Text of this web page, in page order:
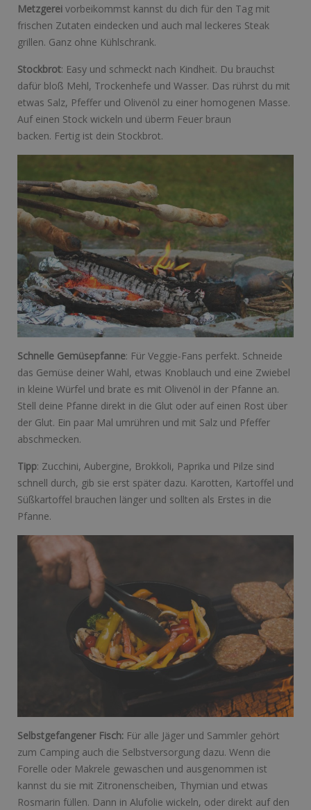
Metzgerei vorbeikommst kannst du dich für den Tag mit
frischen Zutaten eindecken und auch mal leckeres Steak
grillen. Ganz ohne Kühlschrank.
Stockbrot: Easy und schmeckt nach Kindheit. Du brauchst
dafür bloß Mehl, Trockenhefe und Wasser. Das rührst du mit
etwas Salz, Pfeffer und Olivenöl zu einer homogenen Masse.
Auf einen Stock wickeln und überm Feuer braun
backen. Fertig ist dein Stockbrot.
Schnelle Gemüsepfanne: Für Veggie-Fans perfekt. Schneide
das Gemüse deiner Wahl, etwas Knoblauch und eine Zwiebel
in kleine Würfel und brate es mit Olivenöl in der Pfanne an.
Stell deine Pfanne direkt in die Glut oder auf einen Rost über
der Glut. Ein paar Mal umrühren und mit Salz und Pfeffer
abschmecken.
Tipp: Zucchini, Aubergine, Brokkoli, Paprika und Pilze sind
schnell durch, gib sie erst später dazu. Karotten, Kartoffel und
Süßkartoffel brauchen länger und sollten als Erstes in die
Pfanne.
Selbstgefangener Fisch: Für alle Jäger und Sammler gehört
zum Camping auch die Selbstversorgung dazu. Wenn die
Forelle oder Makrele gewaschen und ausgenommen ist
kannst du sie mit Zitronenscheiben, Thymian und etwas
Rosmarin füllen. Dann in Alufolie wickeln, oder direkt auf den